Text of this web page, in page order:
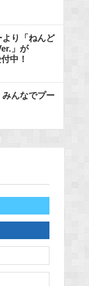
り「ねんど
」が
中！
んなでプー